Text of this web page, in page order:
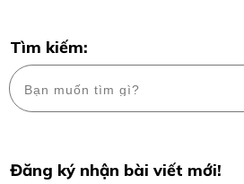
Tìm kiếm:
Đăng ký nhận bài viết mới!